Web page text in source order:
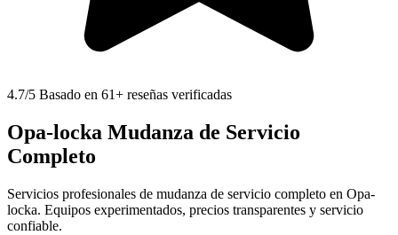
4.7/5 Basado en 61+ reseñas verificadas
Opa-locka Mudanza de Servicio
Completo
Servicios profesionales de mudanza de servicio completo en Opa-
locka. Equipos experimentados, precios transparentes y servicio
confiable.